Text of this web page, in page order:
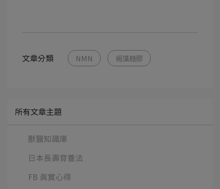
文章分類 NMN 褐藻糖膠
所有文章主題
獸醫知識庫
日本長壽育養法
FB 真實心得